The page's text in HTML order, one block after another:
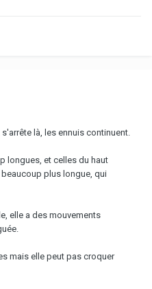
là, les ennuis continuent.
longues, et celles du haut
plus longue, qui
elle a des mouvements
mais elle peut pas croquer